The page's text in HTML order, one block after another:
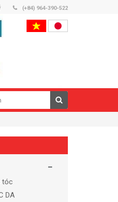
(+84) 964-390-522
tóc
DA